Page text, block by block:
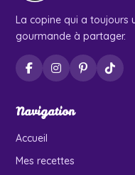
La copine qui a toujours
gourmande à partager.
Navigation
Accueil
Mes recettes